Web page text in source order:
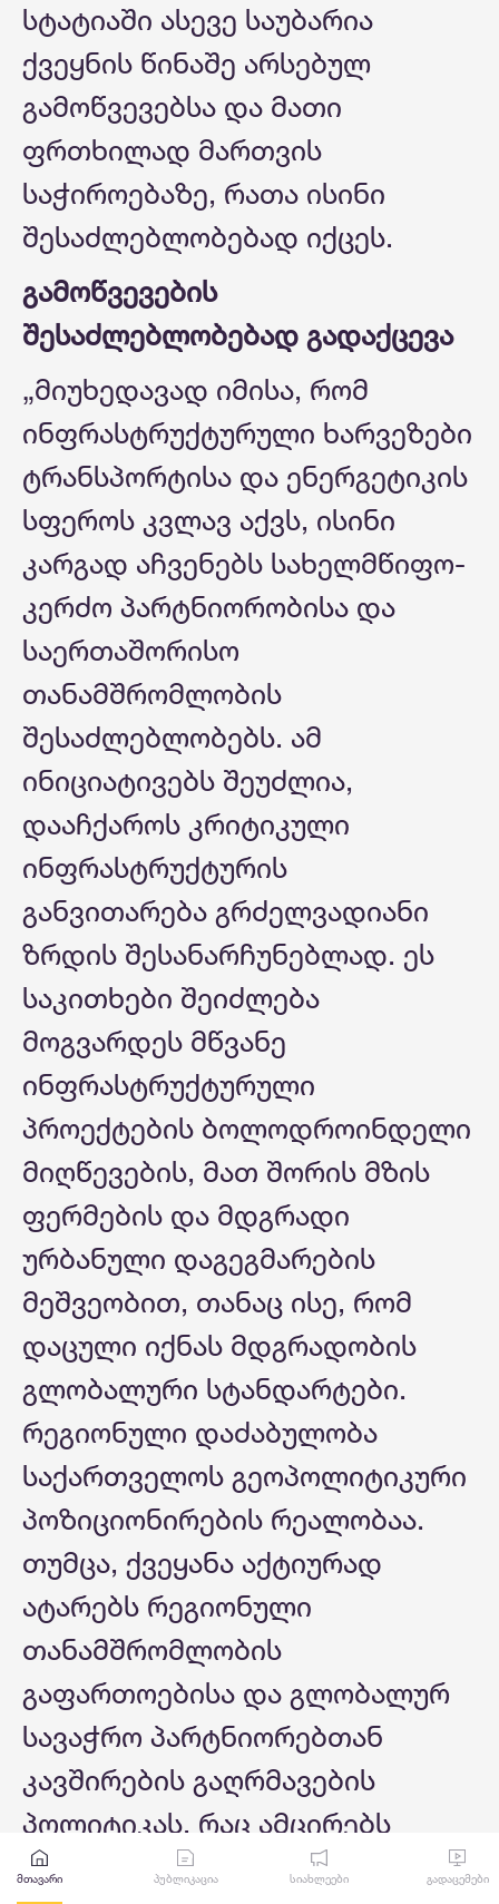
სტატიაში ასევე საუბარია
ქვეყნის წინაშე არსებულ
გამოწვევებსა და მათი
ფრთხილად მართვის
საჭიროებაზე, რათა ისინი
შესაძლებლობებად იქცეს.
გამოწვევების
შესაძლებლობებად გადაქცევა
„მიუხედავად იმისა, რომ
ინფრასტრუქტურული ხარვეზები
ტრანსპორტისა და ენერგეტიკის
სფეროს კვლავ აქვს, ისინი
კარგად აჩვენებს სახელმწიფო-
კერძო პარტნიორობისა და
საერთაშორისო
თანამშრომლობის
შესაძლებლობებს. ამ
ინიციატივებს შეუძლია,
დააჩქაროს კრიტიკული
ინფრასტრუქტურის
განვითარება გრძელვადიანი
ზრდის შესანარჩუნებლად. ეს
საკითხები შეიძლება
მოგვარდეს მწვანე
ინფრასტრუქტურული
პროექტების ბოლოდროინდელი
მიღწევების, მათ შორის მზის
ფერმების და მდგრადი
ურბანული დაგეგმარების
მეშვეობით, თანაც ისე, რომ
დაცული იქნას მდგრადობის
გლობალური სტანდარტები.
რეგიონული დაძაბულობა
საქართველოს გეოპოლიტიკური
პოზიციონირების რეალობაა.
თუმცა, ქვეყანა აქტიურად
ატარებს რეგიონული
თანამშრომლობის
გაფართოებისა და გლობალურ
სავაჭრო პარტნიორებთან
კავშირების გაღრმავების
პოლიტიკას, რაც ამცირებს
შესაძლო დაბრკოლებებს.
მთავარი პუბლიკაცია სიახლეები გადაცემები